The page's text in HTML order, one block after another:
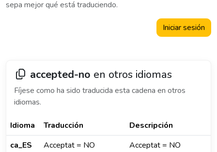
sepa mejor qué está traduciendo.
Iniciar sesión
accepted-no en otros idiomas
Fíjese como ha sido traducida esta cadena en otros
idiomas.
Idioma Traducción
Descripción
ca_ES
Acceptat = NO
Acceptat = NO